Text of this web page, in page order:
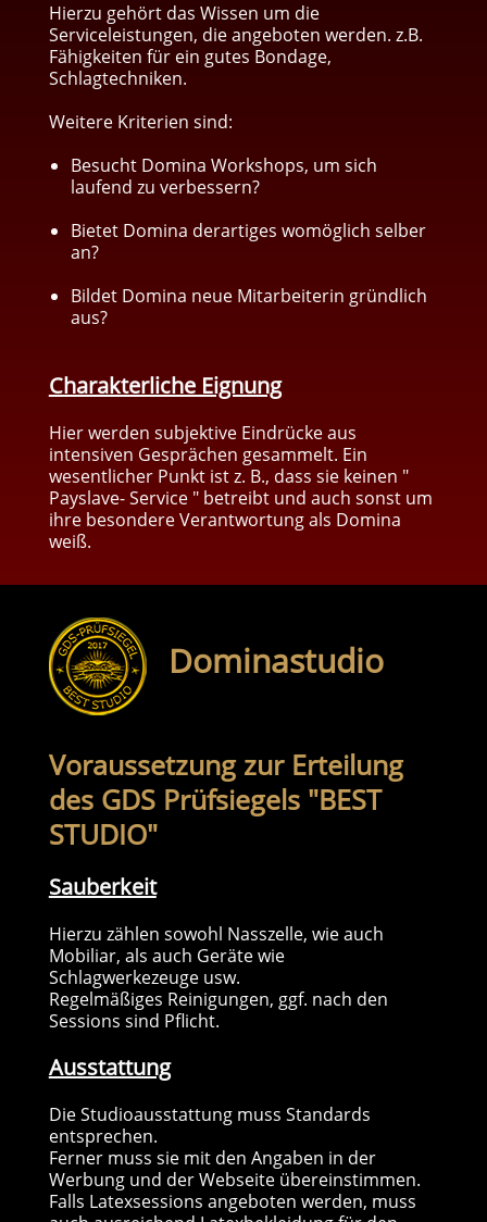
Hierzu gehört das Wissen um die
Serviceleistungen, die angeboten werden. z.B.
Fähigkeiten für ein gutes Bondage,
Schlagtechniken.
Weitere Kriterien sind:
Besucht Domina Workshops, um sich
laufend zu verbessern?
Bietet Domina derartiges womöglich selber
an?
Bildet Domina neue Mitarbeiterin gründlich
aus?
Charakterliche Eignung
Hier werden subjektive Eindrücke aus
intensiven Gesprächen gesammelt. Ein
wesentlicher Punkt ist z. B., dass sie keinen "
Payslave- Service " betreibt und auch sonst um
ihre besondere Verantwortung als Domina
weiß.
Dominastudio
Voraussetzung zur Erteilung
des GDS Prüfsiegels "BEST
STUDIO"
Sauberkeit
Hierzu zählen sowohl Nasszelle, wie auch
Mobiliar, als auch Geräte wie
Schlagwerkezeuge usw.
Regelmäßiges Reinigungen, ggf. nach den
Sessions sind Pflicht.
Ausstattung
Die Studioausstattung muss Standards
entsprechen.
Ferner muss sie mit den Angaben in der
Werbung und der Webseite übereinstimmen.
Falls Latexsessions angeboten werden, muss